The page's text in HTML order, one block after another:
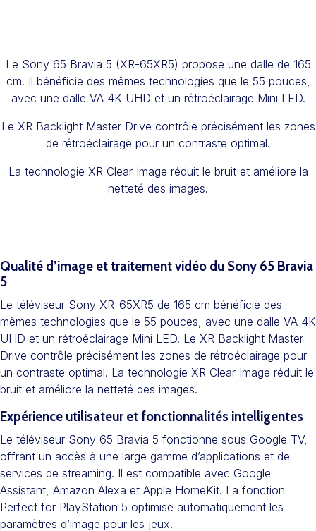
Le Sony 65 Bravia 5 (XR-65XR5) propose une dalle de 165
cm. Il bénéficie des mêmes technologies que le 55 pouces,
avec une dalle VA 4K UHD et un rétroéclairage Mini LED.
Le XR Backlight Master Drive contrôle précisément les zones
de rétroéclairage pour un contraste optimal.
La technologie XR Clear Image réduit le bruit et améliore la
netteté des images.
Qualité d’image et traitement vidéo du Sony 65 Bravia
5
Le téléviseur Sony XR-65XR5 de 165 cm bénéficie des
mêmes technologies que le 55 pouces, avec une dalle VA 4K
UHD et un rétroéclairage Mini LED. Le XR Backlight Master
Drive contrôle précisément les zones de rétroéclairage pour
un contraste optimal. La technologie XR Clear Image réduit le
bruit et améliore la netteté des images.
Expérience utilisateur et fonctionnalités intelligentes
Le téléviseur Sony 65 Bravia 5 fonctionne sous Google TV,
offrant un accès à une large gamme d’applications et de
services de streaming. Il est compatible avec Google
Assistant, Amazon Alexa et Apple HomeKit. La fonction
Perfect for PlayStation 5 optimise automatiquement les
paramètres d’image pour les jeux.